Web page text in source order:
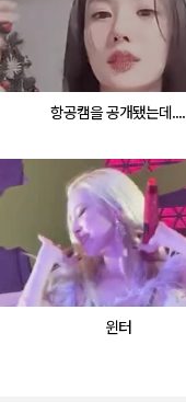
항공캠을 공개됐는데....
윈터